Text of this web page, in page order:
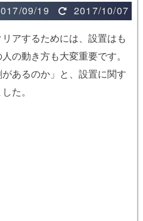
09/19
2017/10/07
アするためには、設置はも
の動き方も大変重要です。
あるのか」と、設置に関す
た。